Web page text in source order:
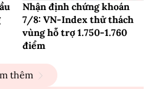
Nhận định chứng khoán
7/8: VN-Index thử thách
vùng hỗ trợ 1.750-1.760
điểm
thêm